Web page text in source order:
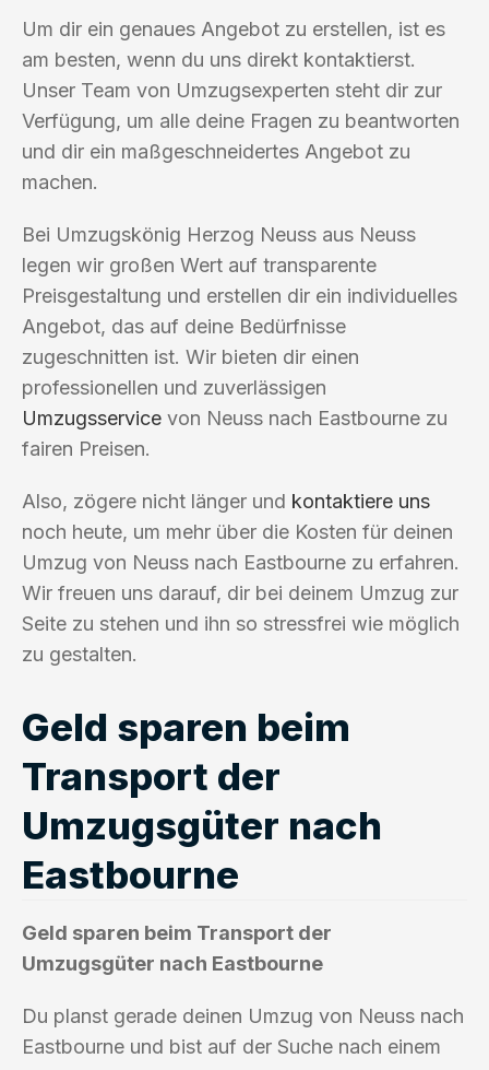
Um dir ein genaues Angebot zu erstellen, ist es
am besten, wenn du uns direkt kontaktierst.
Unser Team von Umzugsexperten steht dir zur
Verfügung, um alle deine Fragen zu beantworten
und dir ein maßgeschneidertes Angebot zu
machen.
Bei Umzugskönig Herzog Neuss aus Neuss
legen wir großen Wert auf transparente
Preisgestaltung und erstellen dir ein individuelles
Angebot, das auf deine Bedürfnisse
zugeschnitten ist. Wir bieten dir einen
professionellen und zuverlässigen
Umzugsservice von Neuss nach Eastbourne zu
fairen Preisen.
Also, zögere nicht länger und kontaktiere uns
noch heute, um mehr über die Kosten für deinen
Umzug von Neuss nach Eastbourne zu erfahren.
Wir freuen uns darauf, dir bei deinem Umzug zur
Seite zu stehen und ihn so stressfrei wie möglich
zu gestalten.
Geld sparen beim
Transport der
Umzugsgüter nach
Eastbourne
Geld sparen beim Transport der
Umzugsgüter nach Eastbourne
Du planst gerade deinen Umzug von Neuss nach
Eastbourne und bist auf der Suche nach einem